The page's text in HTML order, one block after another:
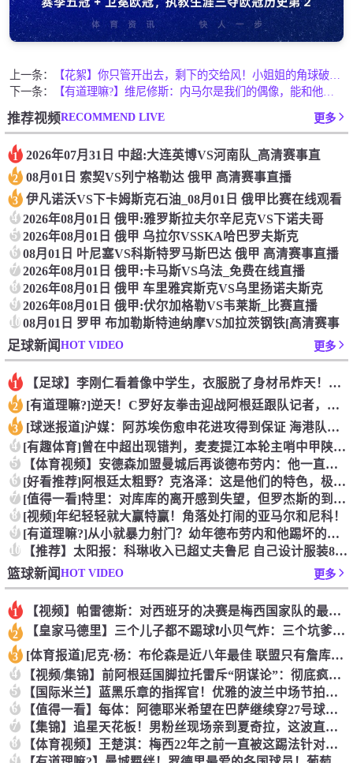
上一条：
【花絮】你只管开出去，剩下的交给风！小姐姐的角球破门什么水平
下一条：
【有道理嘛?】维尼修斯：内马尔是我们的偶像，能和他朝夕相处非
推荐视频RECOMMEND LIVE 更多
1 2026年07月31日 中超:大连英博VS河南队_高清赛事直
2 08月01日 索契VS列宁格勒达 俄甲 高清赛事直播
3 伊凡诺沃VS下卡姆斯克石油_08月01日 俄甲比赛在线观看
4 2026年08月01日 俄甲:雅罗斯拉夫尔辛尼克VS下诺夫哥
5 2026年08月01日 俄甲 乌拉尔VSSKA哈巴罗夫斯克
6 08月01日 叶尼塞VS科斯特罗马斯巴达 俄甲 高清赛事直播
7 2026年08月01日 俄甲:卡马斯VS乌法_免费在线直播
8 2026年08月01日 俄甲 车里雅宾斯克VS乌里扬诺夫斯克
9 2026年08月01日 俄甲:伏尔加格勒VS韦莱斯_比赛直播
1008月01日 罗甲 布加勒斯特迪纳摩VS加拉茨钢铁[高清赛事
足球新闻HOT VIDEO 更多
1 【足球】李刚仁看着像中学生，衣服脱了身材吊炸天！怪不得对抗上
2 [有道理嘛?]逆天！C罗好友拳击迎战阿根廷跟队记者，C罗好友
3 [球迷报道]沪媒：阿苏埃伤愈申花进攻得到保证 海港队基本没有
4 [有趣体育]曾在中超出现错判，麦麦提江本轮主哨中甲陕西联合v
5 【体育视频】安德森加盟曼城后再谈德布劳内：他一直是我非常仰慕
6 [好看推荐]阿根廷太粗野？克洛泽：这是他们的特色，极其强调对
7 [值得一看]特里：对库库的离开感到失望，但罗杰斯的到来又让我
8 [视频]年纪轻轻就大赢特赢！角落处打闹的亚马尔和尼科！
9 [有道理嘛?]从小就暴力射门？幼年德布劳内和他踢坏的树篱！
10 【推荐】太阳报：科琳收入已超丈夫鲁尼 自己设计服装8岁儿子当
篮球新闻HOT VIDEO 更多
1 【视频】帕雷德斯：对西班牙的决赛是梅西国家队的最后一场比赛
2 【皇家马德里】三个儿子都不踢球❗️小贝气炸：三个坑爹货，只能
3 [体育报道]尼克·杨：布伦森是近八年最佳 联盟只有詹库杜能媲
4 【视频/集锦】前阿根廷国脚拉托雷斥“阴谋论”：彻底疯了，典型
5 【国际米兰】蓝黑乐章的指挥官！优雅的波兰中场节拍器！
6 【值得一看】每体：阿德耶米希望在巴萨继续穿27号球衣，但西甲
7 【集锦】追星天花板！男粉丝现场亲到夏奇拉，这波直接能吹一辈子
8 【体育视频】王楚淇：梅西22年之前一直被这踢法针对，铁杆球迷
9